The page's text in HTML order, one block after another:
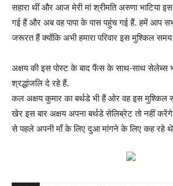
सहारा थीं और आज मेरी मां श्रीमति अरुणा भाटिया
गई हैं और अब वह पापा के पास पहुंच गई हैं. हमें आप
जरूरत हैं क्योंकि अभी हमारा परिवार इस मुश्किल
अक्षय की इस पोस्ट के बाद फैंस के साथ-साथ सेलेब्स
श्रद्धांजलि दे रहे हैं.
कल अक्षय कुमार का बर्थडे भी हैं ओर वह इस मुश्किल
खेर इस बार अक्षय अपना बर्थडे सेलिब्रेट तो नहीं
से पहले अपनी माँ के लिए दुआ मांगने के लिए कह रहे थे